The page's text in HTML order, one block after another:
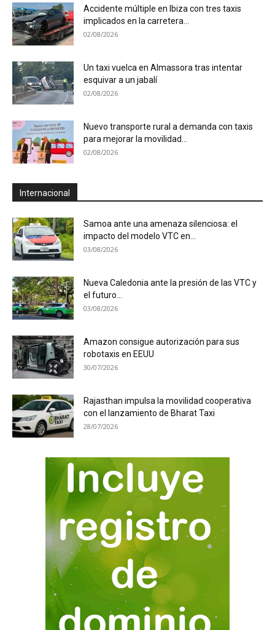
Accidente múltiple en Ibiza con tres taxis
implicados en la carretera...
02/08/2026
Un taxi vuelca en Almassora tras intentar
esquivar a un jabalí
02/08/2026
Nuevo transporte rural a demanda con taxis
para mejorar la movilidad...
02/08/2026
Internacional
Samoa ante una amenaza silenciosa: el
impacto del modelo VTC en...
03/08/2026
Nueva Caledonia ante la presión de las VTC y
el futuro...
03/08/2026
Amazon consigue autorización para sus
robotaxis en EEUU
30/07/2026
Rajasthan impulsa la movilidad cooperativa
con el lanzamiento de Bharat Taxi
28/07/2026